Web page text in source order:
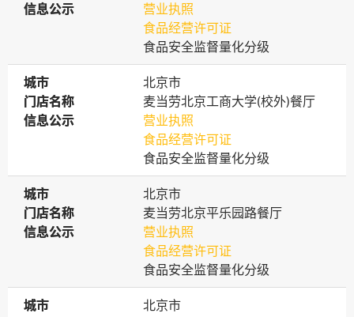
信息公示
信息公示
营业执照
食品经营许可证
食品安全监督量化分级
城市
城市
北京市
门店名称
门店名称
麦当劳北京工商大学(校外)餐厅
信息公示
信息公示
营业执照
食品经营许可证
食品安全监督量化分级
城市
城市
北京市
门店名称
门店名称
麦当劳北京平乐园路餐厅
信息公示
信息公示
营业执照
食品经营许可证
食品安全监督量化分级
城市
城市
北京市